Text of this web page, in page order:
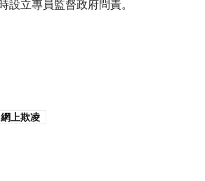
立專員監督政府問責。
網上欺凌